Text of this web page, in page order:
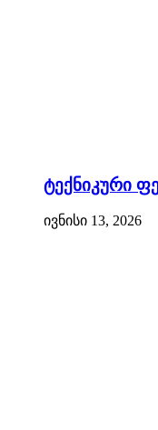
ტექნიკური
ივნისი 13, 2026